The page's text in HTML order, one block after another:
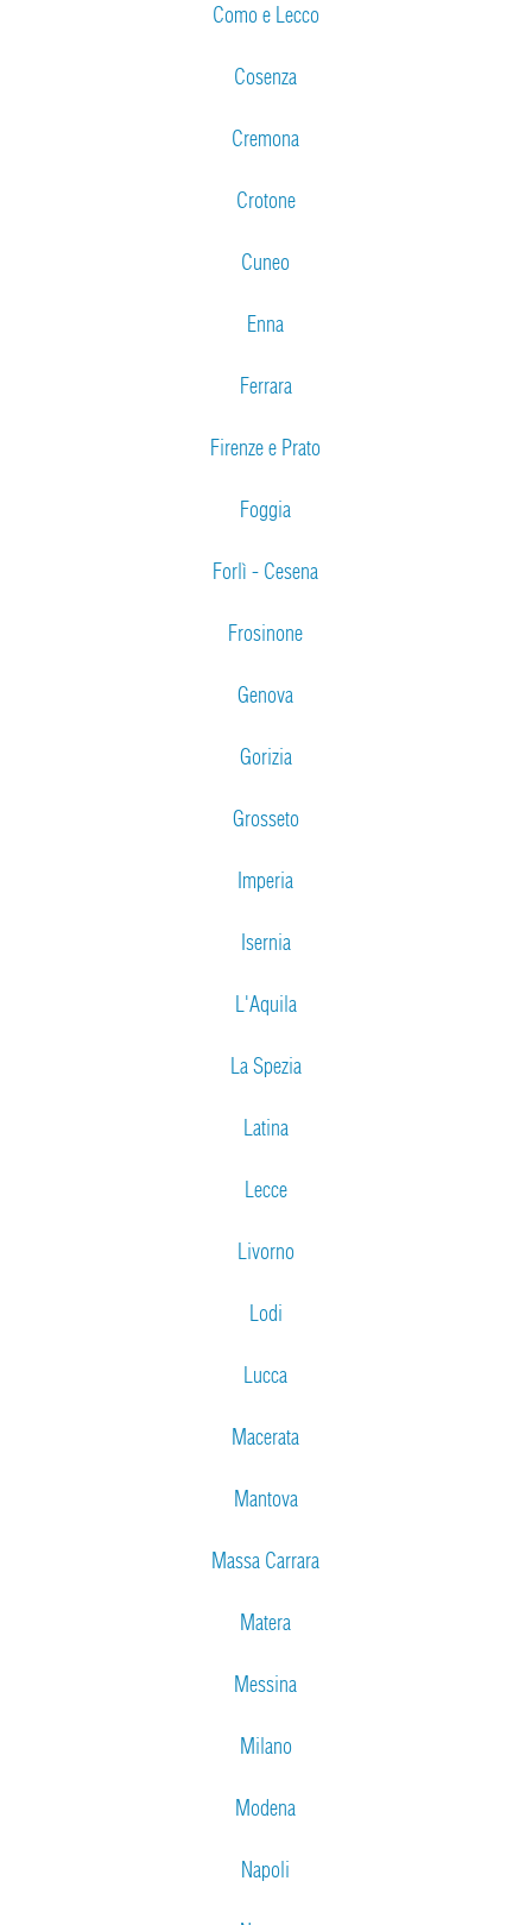
Como e Lecco
Cosenza
Cremona
Crotone
Cuneo
Enna
Ferrara
Firenze e Prato
Foggia
Forlì - Cesena
Frosinone
Genova
Gorizia
Grosseto
Imperia
Isernia
L'Aquila
La Spezia
Latina
Lecce
Livorno
Lodi
Lucca
Macerata
Mantova
Massa Carrara
Matera
Messina
Milano
Modena
Napoli